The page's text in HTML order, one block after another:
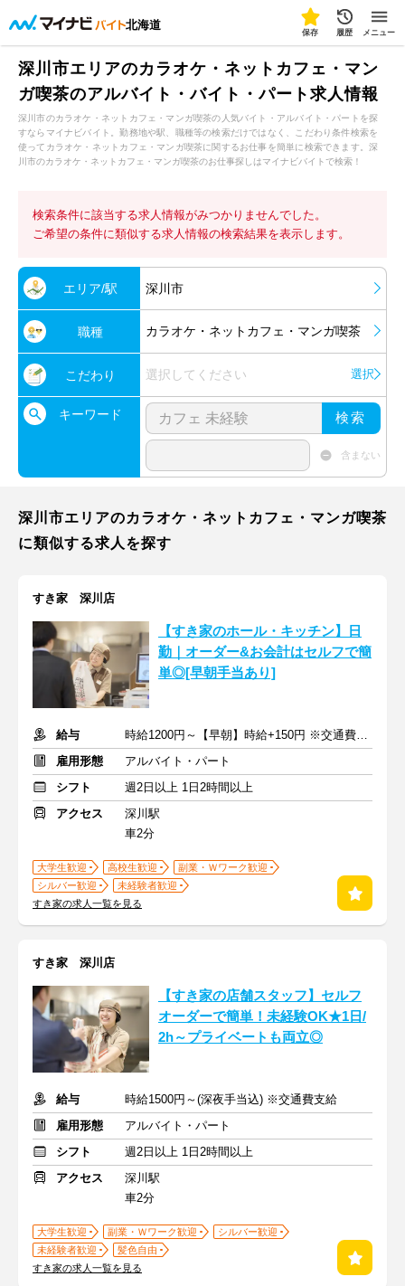
北海道
保存 履歴 メニュー
深川市エリアのカラオケ・ネットカフェ・マン
ガ喫茶のアルバイト・バイト・パート求人情報
深川市のカラオケ・ネットカフェ・マンガ喫茶の人気バイト・アルバイト・パートを探
すならマイナビバイト。勤務地や駅、職種等の検索だけではなく、こだわり条件検索を
使ってカラオケ・ネットカフェ・マンガ喫茶に関するお仕事を簡単に検索できます。深
川市のカラオケ・ネットカフェ・マンガ喫茶のお仕事探しはマイナビバイトで検索！
検索条件に該当する求人情報がみつかりませんでした。
ご希望の条件に類似する求人情報の検索結果を表示します。
エリア/駅 深川市
職種 カラオケ・ネットカフェ・マンガ喫茶
こだわり 選択してください 選択
キーワード 検索
含まない
深川市エリアのカラオケ・ネットカフェ・マンガ喫茶
に類似する求人を探す
すき家 深川店
【すき家のホール・キッチン】日
勤｜オーダー&お会計はセルフで簡
単◎[早朝手当あり]
給与
時給1200円～【早朝】時給+150円 ※交通費支給
雇用形態
アルバイト・パート
シフト
週2日以上 1日2時間以上
アクセス
深川駅
車2分
大学生歓迎 高校生歓迎
副業・Ｗワーク歓迎
シルバー歓迎
未経験者歓迎
すき家の求人一覧を見る
すき家 深川店
【すき家の店舗スタッフ】セルフ
オーダーで簡単！未経験OK★1日/
2h～プライベートも両立◎
給与
時給1500円～(深夜手当込) ※交通費支給
雇用形態
アルバイト・パート
シフト
週2日以上 1日2時間以上
アクセス
深川駅
車2分
大学生歓迎 副業・Ｗワーク歓迎
シルバー歓迎
未経験者歓迎
髪色自由
すき家の求人一覧を見る